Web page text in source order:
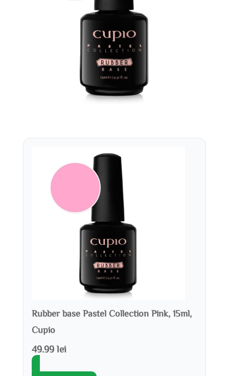
Rubber base Pastel Collection Pink, 15ml,
Cupio
49.99 lei